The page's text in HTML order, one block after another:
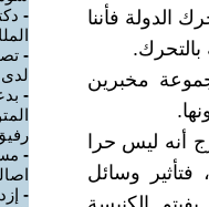
الدولة فأننا
مخبرين
أنه ليس حرا
فتأثير وسائل
-
-
-
-
-